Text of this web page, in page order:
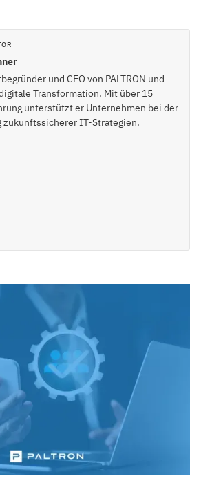
und CEO von PALTRON und
Transformation. Mit über 15
unterstützt er Unternehmen bei der
zukunftssicherer IT-Strategien.